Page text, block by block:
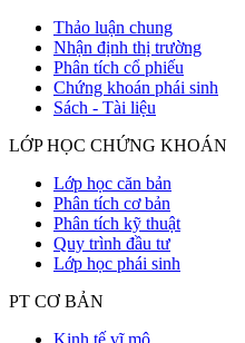
Thảo luận chung
Nhận định thị trường
Phân tích cổ phiếu
Chứng khoán phái sinh
Sách - Tài liệu
LỚP HỌC CHỨNG KHOÁN
Lớp học căn bản
Phân tích cơ bản
Phân tích kỹ thuật
Quy trình đầu tư
Lớp học phái sinh
PT CƠ BẢN
Kinh tế vĩ mô